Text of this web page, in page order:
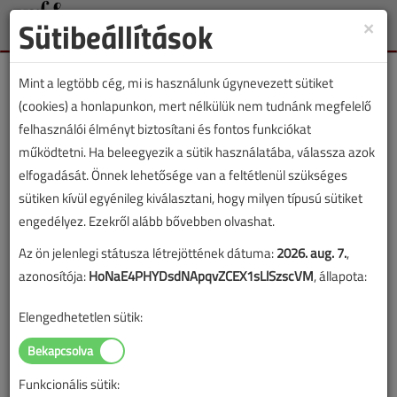
Toggle
Lapszám:
TARTALOM
HKL Légtechnika
Új szabványú szűrők a
légtechnikában
2020/3. lapszám
×
Sütibeállítások
Mint a legtöbb cég, mi is használunk úgynevezett sütiket
(cookies) a honlapunkon, mert nélkülük nem tudnánk megfelelő
felhasználói élményt biztosítani és fontos funkciókat
működtetni. Ha beleegyezik a sütik használatába, válassza azok
elfogadását. Önnek lehetősége van a feltétlenül szükséges
sütiken kívül egyénileg kiválasztani, hogy milyen típusú sütiket
engedélyez. Ezekről alább bővebben olvashat.
Az ön jelenlegi státusza létrejöttének dátuma:2026. aug. 7.,
azonosítója:HoNaE4PHYDsdNApqvZCEX1sLlSzscVM, állapota:
Elengedhetetlen sütik:
Funkcionális sütik: